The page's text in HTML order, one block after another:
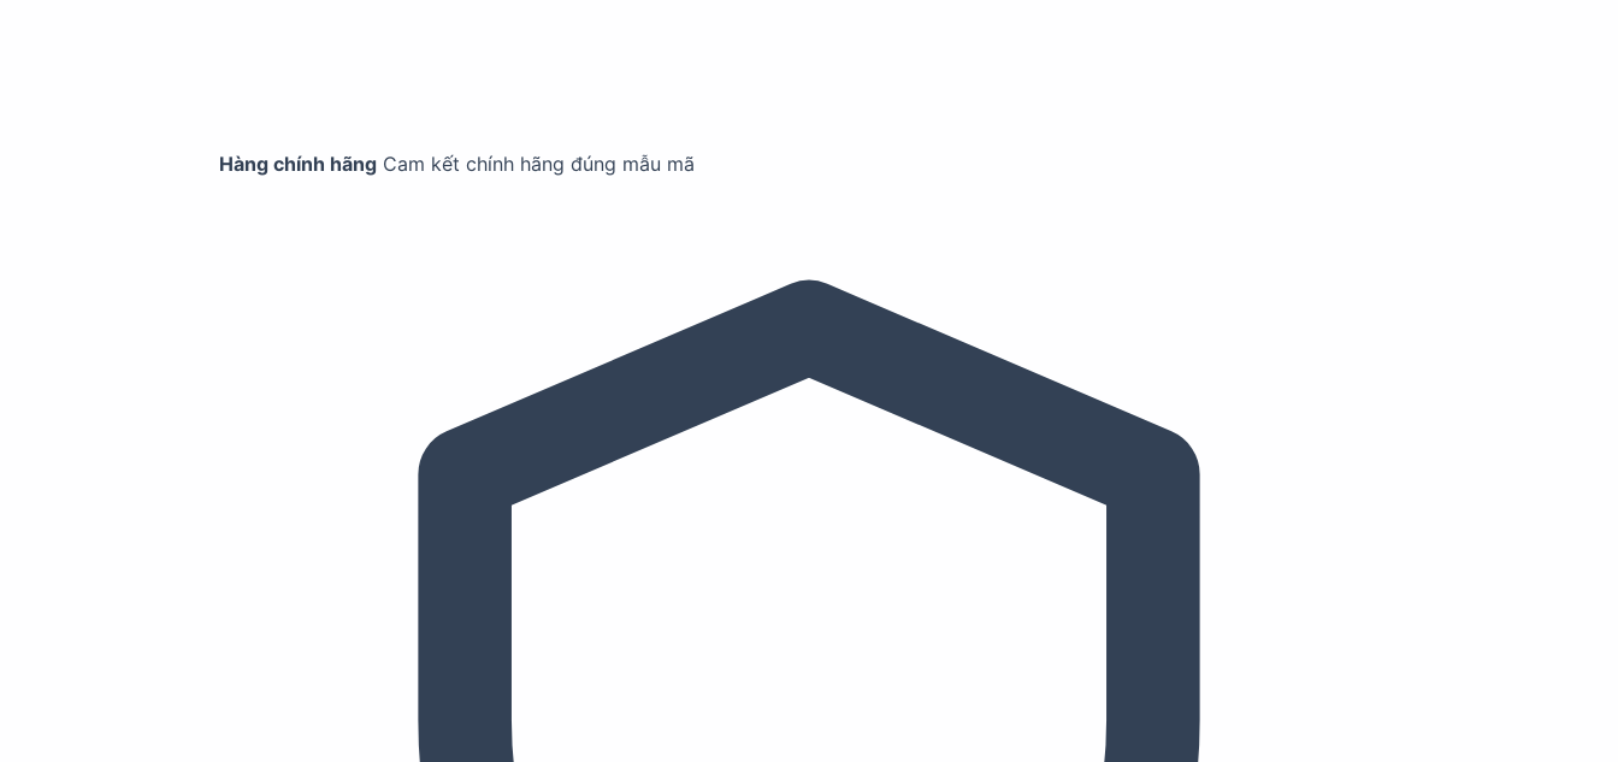
Hàng chính hãng Cam kết chính hãng đúng mẫu mã